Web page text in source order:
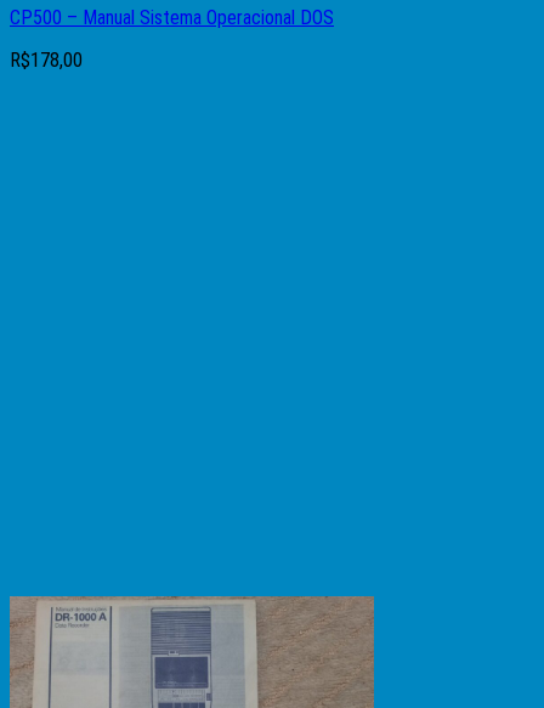
CP500 – Manual Sistema Operacional DOS
R$178,00